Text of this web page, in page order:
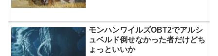
モンハンワイルズOBT2でアルシ
ュベルド倒せなかった者だけどち
ょっといいか